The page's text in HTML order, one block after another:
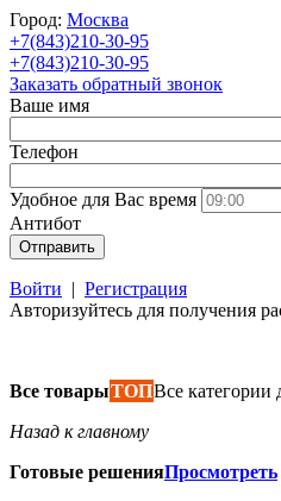
Город: Москва
+7(843)210-30-95
+7(843)210-30-95
Заказать обратный звонок
Ваше имя
Телефон
Удобное для Вас время
Антибот
Отправить
Войти | Регистрация
Авторизуйтесь для получения
Все товарыТОПВсе категории
Назад к главному
Готовые решенияПросмотреть